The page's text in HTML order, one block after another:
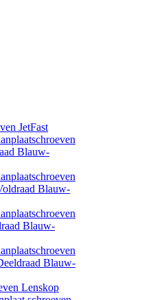
JetFast
Blauw-
Blauw-
Blauw-
Blauw-
Lenskop